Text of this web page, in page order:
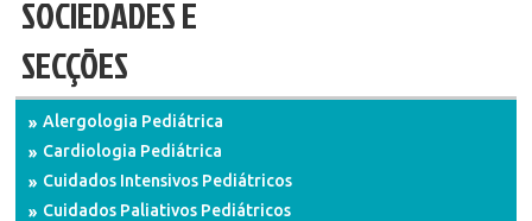
SOCIEDADES E
SECÇÕES
Alergologia Pediátrica
Cardiologia Pediátrica
Cuidados Intensivos Pediátricos
Cuidados Paliativos Pediátricos